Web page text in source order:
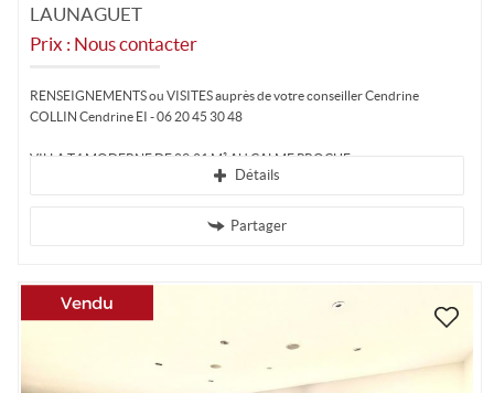
LAUNAGUET
Prix : Nous contacter
RENSEIGNEMENTS ou VISITES auprès de votre conseiller Cendrine
COLLIN Cendrine EI - 06 20 45 30 48
VILLA T4 MODERNE DE 89.21 M² AU CALME PROCHE...
Détails
Partager